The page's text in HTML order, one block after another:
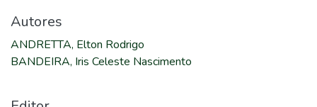
Autores
ANDRETTA, Elton Rodrigo
BANDEIRA, Iris Celeste Nascimento